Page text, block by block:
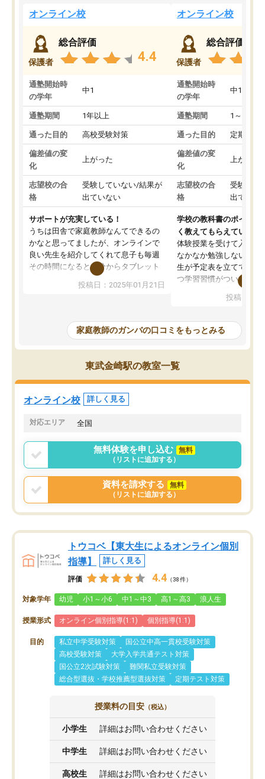
オンライン校
保護者
総合評価
4.4
通塾開始時
の学年
中1
通塾期間 1年以上
通った目的 高校受験対策
偏差値の変
化
上がった
志望校の合
格
受験していない/結果が
出ていない
サポートが充実している！
うちは田舎で家庭教師なんてできるの
かなと思ってましたが、オンラインで
良い先生を紹介してくれて息子も毎週
その時間になると自分からタブレット
を開いてzoomを繋げるようになりまし
た！5科目なんでもOKなのもとても気
めて1年ほどだった今では平均点以上の
科目が増えてきました！あと1年受験ま
であるので無料の週末教室を使用しな
がら頑張って欲しいと思います！
投稿日：2025年01月21日
オンライン校
保護者
総合評価
通塾開始時
の学年
中1
通塾期間 1～3ヵ月
通った目的 定期テス
偏差値の変
化
上がった
志望校の合
格
受験して
出ていな
学校の教科書のポイント
く教えてもらえている
体験授業を受けて入塾し
なかなか勉強しない息子
生が予定表を立ててくれ
つ学習習慣がついてきま
指導が無い日も予定表
問できるのでとても助か
投稿日：
家庭教師のガンバの口コミをもっとみる
東武金崎駅の教室一覧
オンライン校 詳しく見る
対応エリア 全国
無料体験を申し込む
無料
（リストに追加する）
資料を請求する
無料
（リストに追加する）
トウコベ【東大生によるオンライン個別
指導】
詳しく見る
評価 4.4 （38件）
対象学年 幼児 小1～小6 中1～中3 高1～高3 浪人生
授業形式 オンライン個別指導(1:1) 個別指導(1:1)
目的 私立中学受験対策
国公立中高一貫校受験対策
高校受験対策
大学入学共通テスト対策
国公立2次試験対策
難関私立受験対策
総合型選抜・学校推薦型選抜対策
定期テスト対策
授業料の目安 （税込）
小学生 詳細はお問い合わせください
中学生 詳細はお問い合わせください
高校生 詳細はお問い合わせください